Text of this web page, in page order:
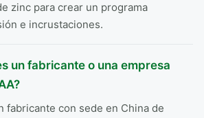
zinc para crear un programa
e incrustaciones.
un fabricante o una empresa
fabricante con sede en China de